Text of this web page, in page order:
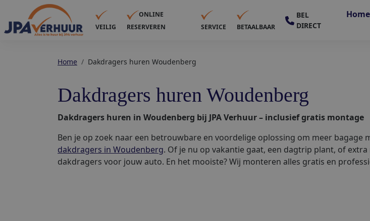
VEILIG
ONLINE
RESERVEREN
SERVICE BETAALBAAR
BEL
DIRECT
Home
Home Dakdragers huren Woudenberg
Dakdragers huren Woudenberg
Dakdragers huren in Woudenberg bij JPA Verhuur – inclusief gratis montage
Ben je op zoek naar een betrouwbare en voordelige oplossing om meer bagage
dakdragers in Woudenberg. Of je nu op vakantie gaat, een dagtrip plant, of
dakdragers voor jouw auto. En het mooiste? Wij monteren alles gratis en